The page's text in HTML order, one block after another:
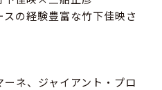
の経験豊富な竹下佳映さ
ネ、ジャイアント・プロ